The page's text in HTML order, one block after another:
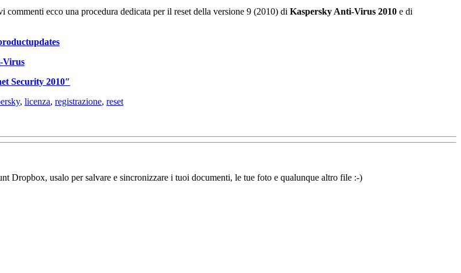
commenti ecco una procedura dedicata per il reset della versione 9 (2010) di Kaspersky Anti-Virus 2010 e di
Virus
Security 2010″
, licenza, registrazione, reset
Dropbox, usalo per salvare e sincronizzare i tuoi documenti, le tue foto e qualunque altro file :-)